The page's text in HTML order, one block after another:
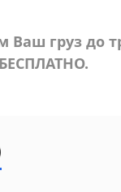
Ваш груз до